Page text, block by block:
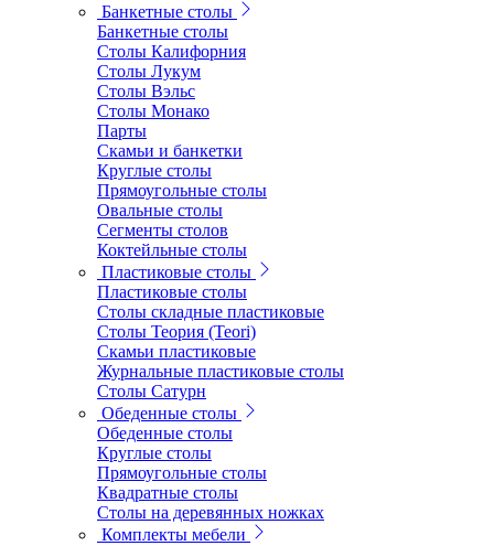
Банкетные столы
Банкетные столы
Столы Калифорния
Столы Лукум
Столы Вэльс
Столы Монако
Парты
Скамьи и банкетки
Круглые столы
Прямоугольные столы
Овальные столы
Сегменты столов
Коктейльные столы
Пластиковые столы
Пластиковые столы
Столы складные пластиковые
Столы Теория (Teori)
Скамьи пластиковые
Журнальные пластиковые столы
Столы Сатурн
Обеденные столы
Обеденные столы
Круглые столы
Прямоугольные столы
Квадратные столы
Столы на деревянных ножках
Комплекты мебели